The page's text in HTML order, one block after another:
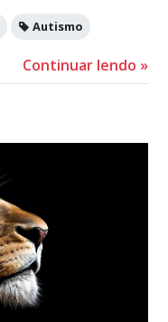
Autismo
Continuar lendo »